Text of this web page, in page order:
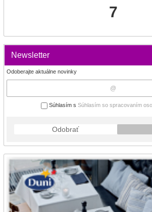
7
Newsletter
Odoberajte aktuálne novinky
Súhlasím s Súhlasím so spracovaním
Odobrať